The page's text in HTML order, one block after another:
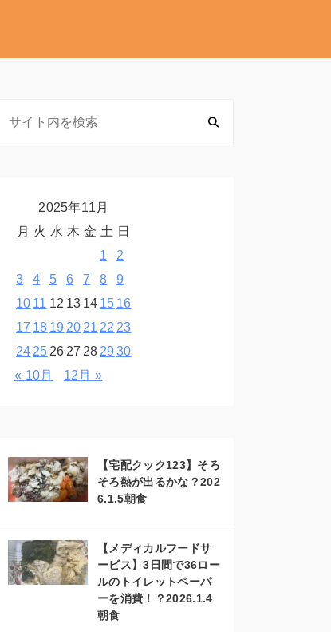
2025年11月
月 火 水 木 金 土 日
1
2
3
4 5 6 7 8
9
10 11 12 13 14 15 16
17 18 19 20 21 22 23
24 25 26 27 28 29 30
« 10月
12月 »
【宅配クック123】そろ
そろ熱が出るかな？202
6.1.5朝食
【メディカルフードサ
ービス】3日間で36ロー
ルのトイレットペーパ
ーを消費！？2026.1.4
朝食